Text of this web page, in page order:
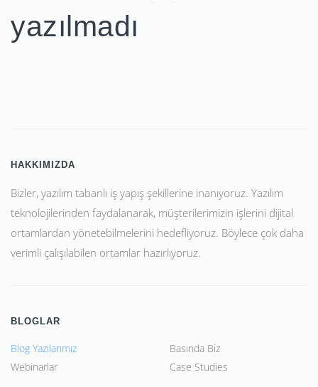
yazılmadı
HAKKIMIZDA
Bizler, yazılım tabanlı iş yapış şekillerine inanıyoruz. Yazılım
teknolojilerinden faydalanarak, müşterilerimizin işlerini dijital
ortamlardan yönetebilmelerini hedefliyoruz. Böylece çok daha
verimli çalışılabilen ortamlar hazırlıyoruz.
BLOGLAR
Blog Yazılarımız
Basında Biz
Webinarlar
Case Studies